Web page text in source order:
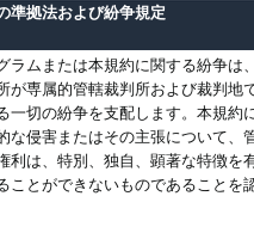
準拠法および紛争規定
ラムまたは本規約に関する紛争
が専属的管轄裁判所および裁判
一切の紛争を支配します。本規
な侵害またはその主張について
利は、特別、独自、顕著な特徴
ことができないものであることを